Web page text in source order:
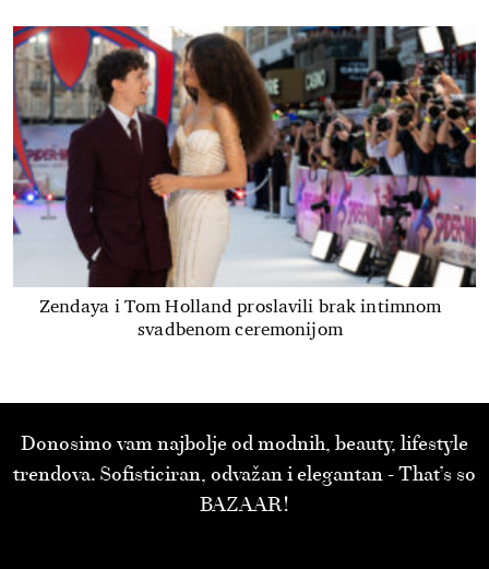
Zendaya i Tom Holland proslavili brak intimnom
svadbenom ceremonijom
Donosimo vam najbolje od modnih, beauty, lifestyle
trendova. Sofisticiran, odvažan i elegantan - That’s so
BAZAAR!